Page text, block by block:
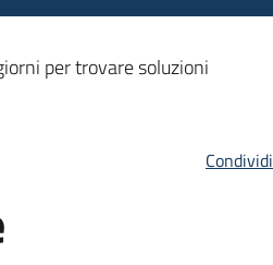
per trovare soluzioni
Condividi